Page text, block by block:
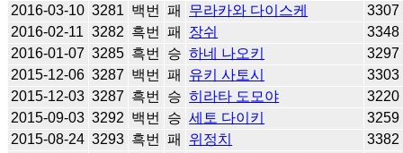
2016-03-10 3281 백번 패 무라카와 다이스케
3307
2016-02-11 3282 흑번 패 장쉬
3348
2016-01-07 3285 흑번 승 하네 나오키
3297
2015-12-06 3287 백번 패 유키 사토시
3303
2015-12-03 3287 흑번 승 히라타 도모야
3220
2015-09-03 3292 백번 승 세토 다이키
3259
2015-08-24 3293 흑번 패 위정치
3382